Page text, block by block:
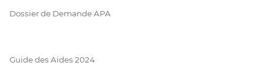
Dossier de Demande APA
Guide des Aides 2024